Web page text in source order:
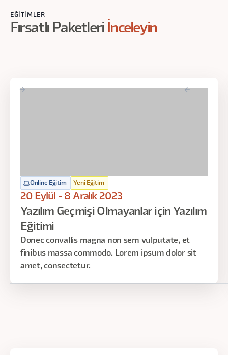
Eğitmen:
Tarihler Çok Yakında Açıklanacak!
EĞITIMLER
Fırsatlı Paketleri İnceleyin
Online Eğitim Yeni Eğitim
20 Eylül - 8 Aralık 2023
Yazılım Geçmişi Olmayanlar için Yazılım
Eğitimi
Donec convallis magna non sem vulputate, et
finibus massa commodo. Lorem ipsum dolor sit
amet, consectetur.